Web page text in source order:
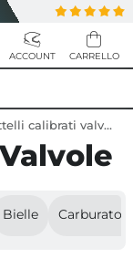
calibrati valvole
Bielle